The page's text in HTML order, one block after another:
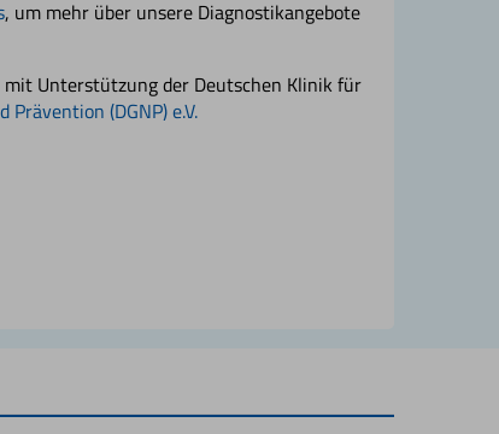
, um mehr über unsere Diagnostikangebote
mit Unterstützung der Deutschen Klinik für
(DGNP) e.V.